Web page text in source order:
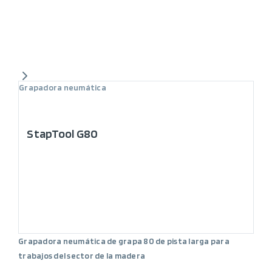
Grapadora neumática
StapTool G80
Grapadora neumática de grapa 80 de pista larga para
trabajos del sector de la madera